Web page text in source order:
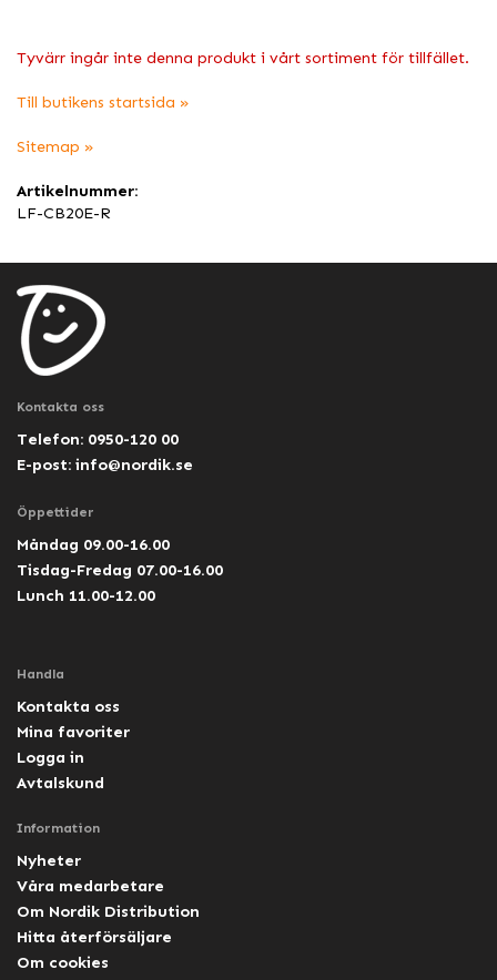
Tyvärr ingår inte denna produkt i vårt sortiment för tillfället.
Till butikens startsida »
Sitemap »
Artikelnummer:
LF-CB20E-R
Kontakta oss
Telefon: 0950-120 00
E-post: info@nordik.se
Öppettider
Måndag 09.00-16.00
Tisdag-Fredag 07.00-16.00
Lunch 11.00-12.00
Handla
Kontakta oss
Mina favoriter
Logga in
Avtalskund
Information
Nyheter
Våra medarbetare
Om Nordik Distribution
Hitta återförsäljare
Om cookies